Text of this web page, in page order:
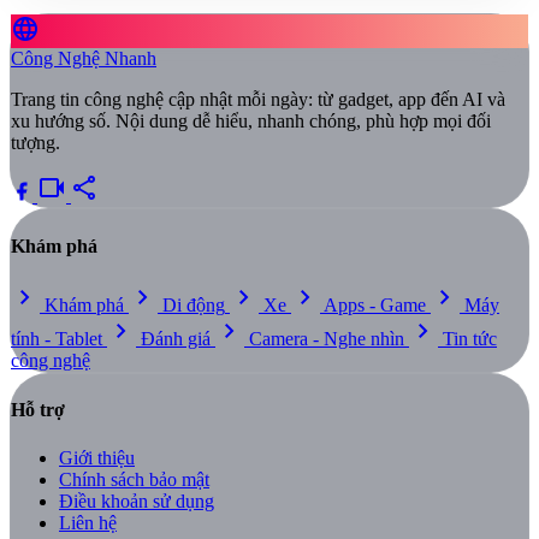
language
Công Nghệ Nhanh
Trang tin công nghệ cập nhật mỗi ngày: từ gadget, app đến AI và
xu hướng số. Nội dung dễ hiểu, nhanh chóng, phù hợp mọi đối
tượng.
videocam share
Khám phá
chevron_right Khám phá chevron_right Di động chevron_right Xe chevron_right Apps - Game chevron_right
Máy
tính - Tablet
chevron_right Đánh giá chevron_right Camera - Nghe nhìn chevron_right
Tin tức
công nghệ
Hỗ trợ
Giới thiệu
Chính sách bảo mật
Điều khoản sử dụng
Liên hệ